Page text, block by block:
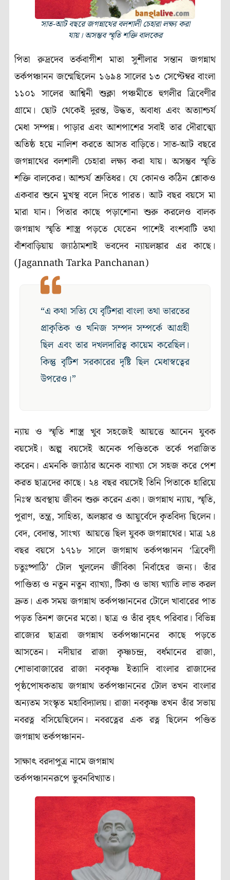
সাত-আট বছরে জগন্নাথের বলশালী চেহারা লক্ষ্য করা
যায়। অসম্ভব স্মৃতি শক্তি বালকের
পিতা রুদ্রদেব তর্কবাগীশ মাতা সুশীলার সন্তান জগন্নাথ
তর্কপঞ্চানন জন্মেছিলেন ১৬৯৪ সালের ১৩ সেপ্টেম্বর বাংলা
১১০১ সালের আশ্বিনী শুক্লা পঞ্চমীতে হুগলীর ত্রিবেণীর
গ্রামে। ছোট থেকেই দুরন্ত, উদ্ধত, অবাধ্য এবং অত্যাশ্চর্য
মেধা সম্পন্ন। পাড়ার এবং আশপাশের সবাই তার দৌরাত্ম্যে
অতিষ্ঠ হয়ে নালিশ করতে আসত বাড়িতে। সাত-আট বছরে
জগন্নাথের বলশালী চেহারা লক্ষ্য করা যায়। অসম্ভব স্মৃতি
শক্তি বালকের। আশ্চর্য শ্রুতিধর। যে কোনও কঠিন শ্লোকও
একবার শুনে মুখস্থ বলে দিতে পারত। আট বছর বয়সে মা
মারা যান। পিতার কাছে পড়াশোনা শুরু করলেও বালক
জগন্নাথ স্মৃতি শাস্ত্র পড়তে যেতেন পাশেই বংশবাটি তথা
বাঁশবাড়িয়ায় জ্যাঠামশাই ভবদেব ন্যায়লঙ্কার এর কাছে।
(Jagannath Tarka Panchanan)
“এ কথা সত্যি যে বৃটিশরা বাংলা তথা ভারতের
প্রাকৃতিক ও খনিজ সম্পদ সম্পর্কে আগ্রহী
ছিল এবং তার দখলদারিত্ব কায়েম করেছিল।
কিন্তু বৃটিশ সরকারের দৃষ্টি ছিল মেধাস্বত্বের
উপরেও।”
ন্যায় ও স্মৃতি শাস্ত্র খুব সহজেই আয়ত্তে আনেন যুবক
বয়সেই। অল্প বয়সেই অনেক পণ্ডিতকে তর্কে পরাজিত
করেন। এমনকি জ্যাঠার অনেক ব্যাখ্যা সে সহজ করে পেশ
করত ছাত্রদের কাছে। ২৪ বছর বয়সেই তিনি পিতাকে হারিয়ে
নিঃস্ব অবস্থায় জীবন শুরু করেন একা। জগন্নাথ ন্যায়, স্মৃতি,
পুরাণ, তন্ত্র, সাহিত্য, অলঙ্কার ও আয়ুর্বেদে কৃতবিদ্য ছিলেন।
বেদ, বেদান্ত, সাংখ্য আয়ত্তে ছিল যুবক জগন্নাথের। মাত্র ২৪
বছর বয়সে ১৭১৮ সালে জগন্নাথ তর্কপঞ্চানন ‘ত্রিবেণী
চতুঃষ্পাঠি’ টোল খুললেন জীবিকা নির্বাহের জন্য। তাঁর
পাণ্ডিত্য ও নতুন নতুন ব্যাখ্যা, টিকা ও ভাষ্য খ্যাতি লাভ করল
দ্রুত। এক সময় জগন্নাথ তর্কপঞ্চাননের টোলে খাবারের পাত
পড়ত তিনশ জনের মতো। ছাত্র ও তাঁর বৃহৎ পরিবার। বিভিন্ন
রাজ্যের ছাত্ররা জগন্নাথ তর্কপঞ্চাননের কাছে পড়তে
আসতেন। নদীয়ার রাজা কৃষ্ণচন্দ্র, বর্ধমানের রাজা,
শোভাবাজারের রাজা নবকৃষ্ণ ইত্যাদি বাংলার রাজাদের
পৃষ্ঠপোষকতায় জগন্নাথ তর্কপঞ্চাননের টোল তখন বাংলার
অন্যতম সংস্কৃত মহাবিদ্যালয়। রাজা নবকৃষ্ণ তখন তাঁর সভায়
নবরত্ন বসিয়েছিলেন। নবরত্নের এক রত্ন ছিলেন পণ্ডিত
জগন্নাথ তর্কপঞ্চানন-
সাক্ষাৎ বরদাপুত্র নামে জগন্নাথ
তর্কপঞ্চাননরূপে ভুবনবিখ্যাত।